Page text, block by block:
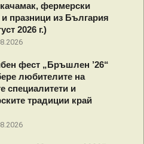
фермерски
и празници из България
2026 г.)
фест „Бръшлен ’26“
любителите на
специалитети и
традиции край